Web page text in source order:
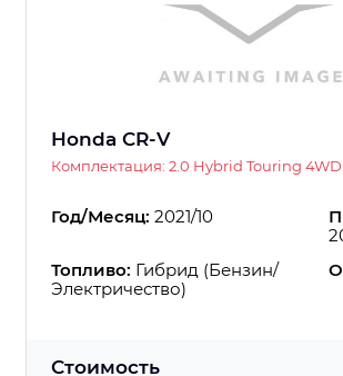
Honda CR-V
Комплектация: 2.0 Hybrid Touring 4WD
Год/Месяц: 2021/10
Топливо: Гибрид (Бензин/
Электричество)
Стоимость